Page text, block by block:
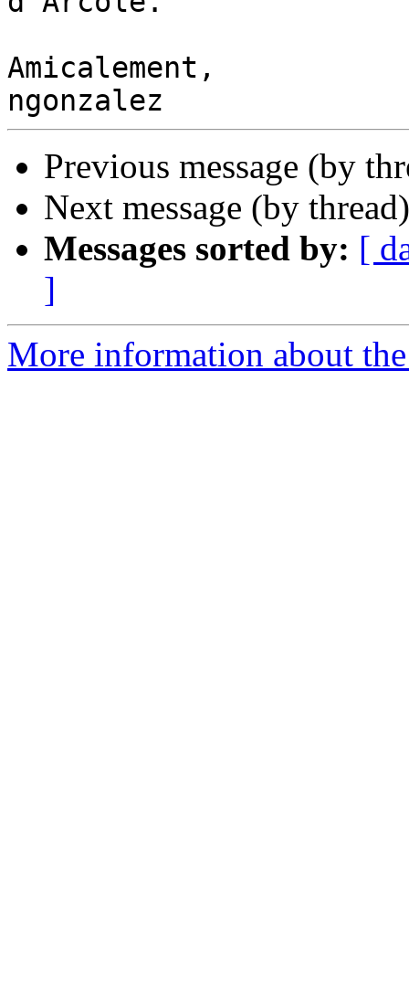
Amicalement,
Previous message (by
Next message (by
Messages sorted by: [
]
More information about